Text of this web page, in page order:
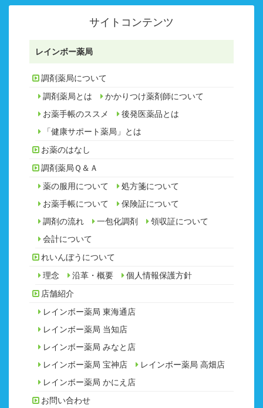
サイトコンテンツ
レインボー薬局
調剤薬局について
調剤薬局とは
かかりつけ薬剤師について
お薬手帳のススメ
後発医薬品とは
「健康サポート薬局」とは
お薬のはなし
調剤薬局Ｑ＆Ａ
薬の服用について
処方箋について
お薬手帳について
保険証について
調剤の流れ
一包化調剤
領収証について
会計について
れいんぼうについて
理念
沿革・概要
個人情報保護方針
店舗紹介
レインボー薬局 東海通店
レインボー薬局 当知店
レインボー薬局 みなと店
レインボー薬局 宝神店
レインボー薬局 高畑店
レインボー薬局 かにえ店
お問い合わせ